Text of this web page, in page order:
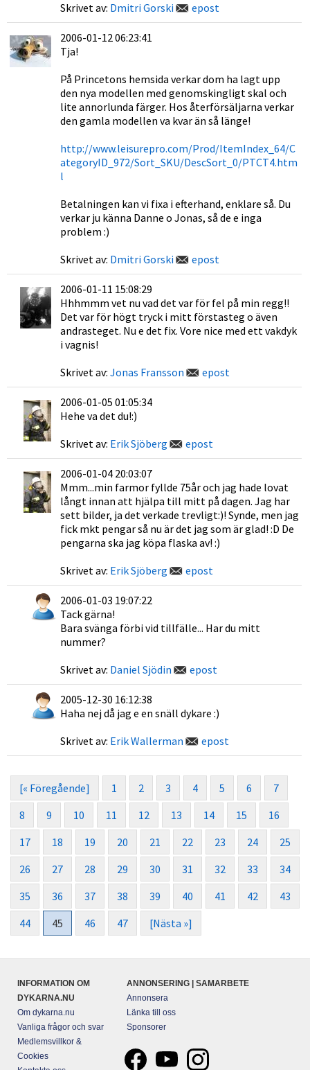
Skrivet av: Dmitri Gorski epost
2006-01-12 06:23:41
Tja!
På Princetons hemsida verkar dom ha lagt upp
den nya modellen med genomskingligt skal och
lite annorlunda färger. Hos återförsäljarna verkar
den gamla modellen va kvar än så länge!
http://www.leisurepro.com/Prod/ItemIndex_64/C
ategoryID_972/Sort_SKU/DescSort_0/PTCT4.htm
l
Betalningen kan vi fixa i efterhand, enklare så. Du
verkar ju känna Danne o Jonas, så de e inga
problem :)
Skrivet av: Dmitri Gorski epost
2006-01-11 15:08:29
Hhhmmm vet nu vad det var för fel på min regg!!
Det var för högt tryck i mitt förstasteg o även
andrasteget. Nu e det fix. Vore nice med ett vakdyk
i vagnis!
Skrivet av: Jonas Fransson epost
2006-01-05 01:05:34
Hehe va det du!:)
Skrivet av: Erik Sjöberg epost
2006-01-04 20:03:07
Mmm...min farmor fyllde 75år och jag hade lovat
långt innan att hjälpa till mitt på dagen. Jag har
sett bilder, ja det verkade trevligt:)! Synde, men jag
fick mkt pengar så nu är det jag som är glad! :D De
pengarna ska jag köpa flaska av! :)
Skrivet av: Erik Sjöberg epost
2006-01-03 19:07:22
Tack gärna!
Bara svänga förbi vid tillfälle... Har du mitt
nummer?
Skrivet av: Daniel Sjödin epost
2005-12-30 16:12:38
Haha nej då jag e en snäll dykare :)
Skrivet av: Erik Wallerman epost
[« Föregående] 1 2 3 4 5 6
7
8
9 10 11 12 13 14 15
16
17
18 19 20 21 22 23 24
25
26
27 28 29 30 31 32 33
34
35
36 37 38 39 40 41 42
43
44
45 46 47 [Nästa »]
INFORMATION OM
DYKARNA.NU
Om dykarna.nu
Vanliga frågor och svar
Medlemsvillkor &
Cookies
ANNONSERING | SAMARBETE
Annonsera
Länka till oss
Sponsorer